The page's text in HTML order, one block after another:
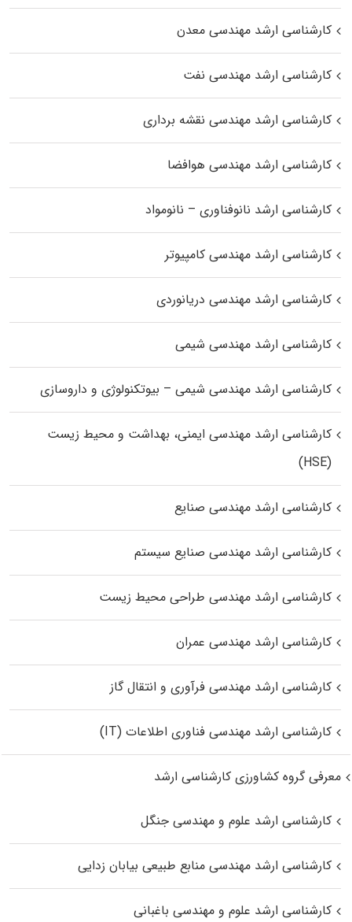
کارشناسی ارشد مهندسی معدن
کارشناسی ارشد مهندسی نفت
کارشناسی ارشد مهندسی نقشه برداری
کارشناسی ارشد مهندسی هوافضا
کارشناسی ارشد نانوفناوری – نانومواد
کارشناسی ارشد مهندسی کامپیوتر
کارشناسی ارشد مهندسی دریانوردی
کارشناسی ارشد مهندسی شیمی
کارشناسی ارشد مهندسی شیمی – بیوتکنولوژی و داروسازی
کارشناسی ارشد مهندسی ایمنی، بهداشت و محیط زیست
(HSE)
کارشناسی ارشد مهندسی صنایع
کارشناسی ارشد مهندسی صنایع سیستم
کارشناسی ارشد مهندسی طراحی محیط زیست
کارشناسی ارشد مهندسی عمران
کارشناسی ارشد مهندسی فرآوری و انتقال گاز
کارشناسی ارشد مهندسی فناوری اطلاعات (IT)
معرفی گروه کشاورزی کارشناسی ارشد
کارشناسی ارشد علوم و مهندسی جنگل
کارشناسی ارشد مهندسی منابع طبیعی بیابان زدایی
کارشناسی ارشد علوم و مهندسی باغبانی